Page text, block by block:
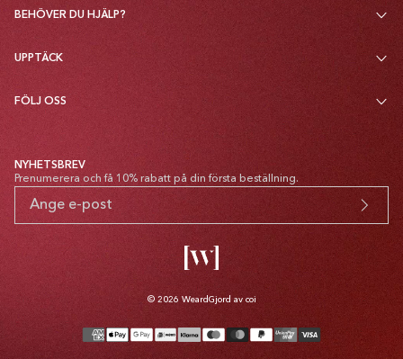
BEHÖVER DU HJÄLP?
UPPTÄCK
FÖLJ OSS
NYHETSBREV
Prenumerera och få 10% rabatt på din första beställning.
© 2026 Weard Gjord av coi